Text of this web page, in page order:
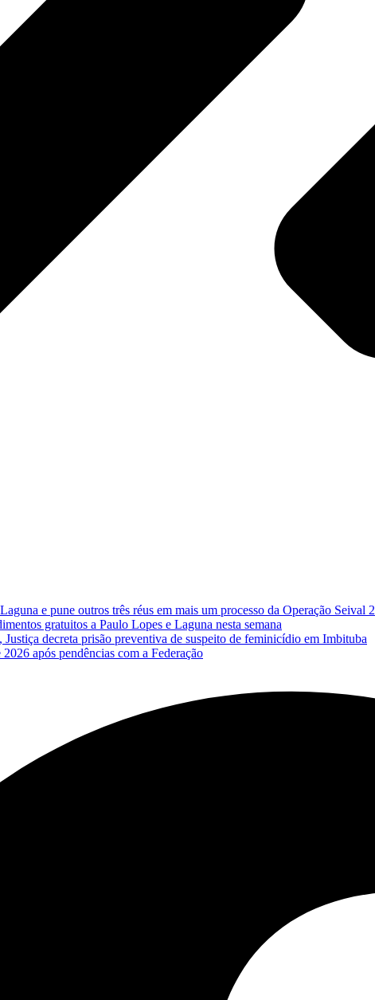
e pune outros três réus em mais um processo da Operação Seival 2
gratuitos a Paulo Lopes e Laguna nesta semana
decreta prisão preventiva de suspeito de feminicídio em Imbituba
após pendências com a Federação